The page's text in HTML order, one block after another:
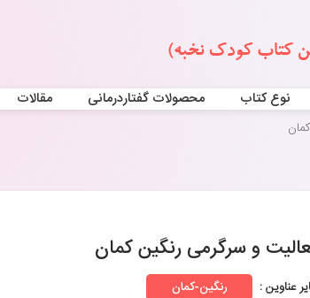
نوع کتاب محصولات گفتاردرمانی مقالات
و سرگرمی رنگین کمان
عناوین : رنگین-کمان